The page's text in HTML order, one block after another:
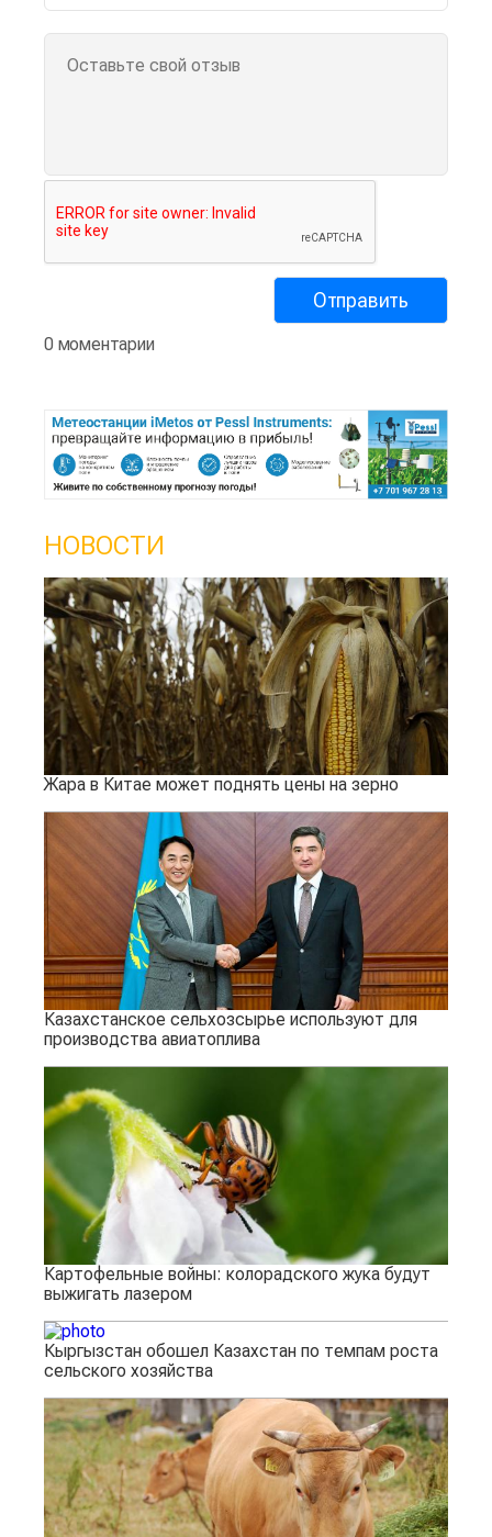
0 моментарии
НОВОСТИ
Жара в Китае может поднять цены на зерно
Казахстанское сельхозсырье используют для
производства авиатоплива
Картофельные войны: колорадского жука будут
выжигать лазером
Кыргызстан обошел Казахстан по темпам роста
сельского хозяйства